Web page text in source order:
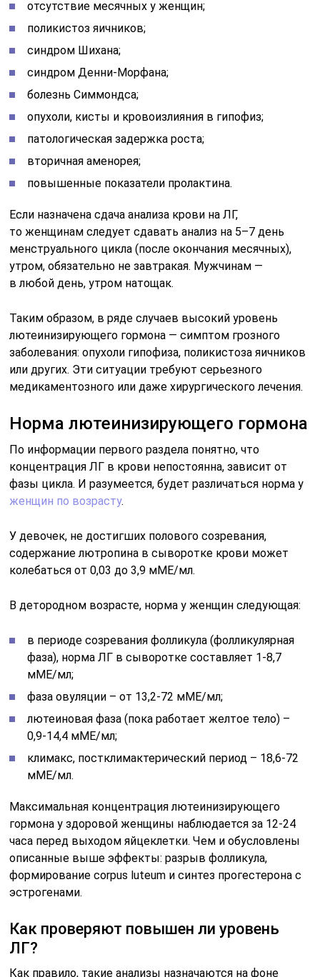
отсутствие месячных у женщин;
поликистоз яичников;
синдром Шихана;
синдром Денни-Морфана;
болезнь Симмондса;
опухоли, кисты и кровоизлияния в гипофиз;
патологическая задержка роста;
вторичная аменорея;
повышенные показатели пролактина.
Если назначена сдача анализа крови на ЛГ,
то женщинам следует сдавать анализ на 5–7 день
менструального цикла (после окончания месячных),
утром, обязательно не завтракая. Мужчинам —
в любой день, утром натощак.
Таким образом, в ряде случаев высокий уровень
лютеинизирующего гормона — симптом грозного
заболевания: опухоли гипофиза, поликистоза яичников
или других. Эти ситуации требуют серьезного
медикаментозного или даже хирургического лечения.
Норма лютеинизирующего гормона
По информации первого раздела понятно, что
концентрация ЛГ в крови непостоянна, зависит от
фазы цикла. И разумеется, будет различаться норма у
женщин по возрасту.
У девочек, не достигших полового созревания,
содержание лютропина в сыворотке крови может
колебаться от 0,03 до 3,9 мМЕ/мл.
В детородном возрасте, норма у женщин следующая:
в периоде созревания фолликула (фолликулярная
фаза), норма ЛГ в сыворотке составляет 1-8,7
мМЕ/мл;
фаза овуляции – от 13,2-72 мМЕ/мл;
лютеиновая фаза (пока работает желтое тело) –
0,9-14,4 мМЕ/мл;
климакс, постклимактерический период – 18,6-72
мМЕ/мл.
Максимальная концентрация лютеинизирующего
гормона у здоровой женщины наблюдается за 12-24
часа перед выходом яйцеклетки. Чем и обусловлены
описанные выше эффекты: разрыв фолликула,
формирование corpus luteum и синтез прогестерона с
эстрогенами.
Как проверяют повышен ли уровень
ЛГ?
Как правило, такие анализы назначаются на фоне